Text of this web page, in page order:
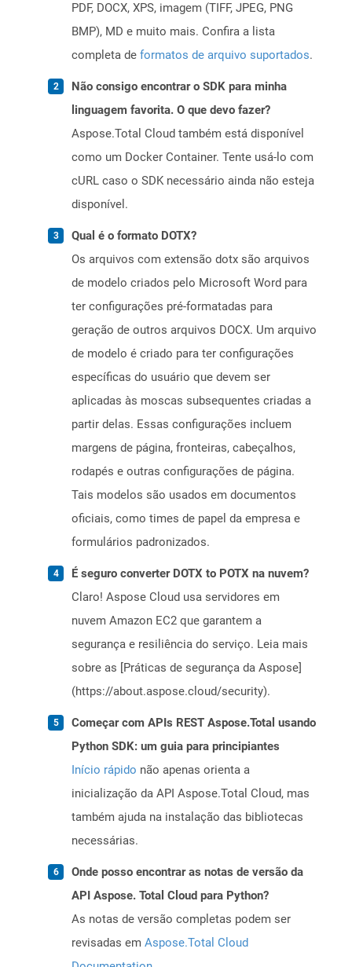
PDF, DOCX, XPS, imagem (TIFF, JPEG, PNG
BMP), MD e muito mais. Confira a lista
completa de formatos de arquivo suportados.
Não consigo encontrar o SDK para minha
linguagem favorita. O que devo fazer?
Aspose.Total Cloud também está disponível
como um Docker Container. Tente usá-lo com
cURL caso o SDK necessário ainda não esteja
disponível.
Qual é o formato DOTX?
Os arquivos com extensão dotx são arquivos
de modelo criados pelo Microsoft Word para
ter configurações pré-formatadas para
geração de outros arquivos DOCX. Um arquivo
de modelo é criado para ter configurações
específicas do usuário que devem ser
aplicadas às moscas subsequentes criadas a
partir delas. Essas configurações incluem
margens de página, fronteiras, cabeçalhos,
rodapés e outras configurações de página.
Tais modelos são usados ​​em documentos
oficiais, como times de papel da empresa e
formulários padronizados.
É seguro converter DOTX to POTX na nuvem?
Claro! Aspose Cloud usa servidores em
nuvem Amazon EC2 que garantem a
segurança e resiliência do serviço. Leia mais
sobre as [Práticas de segurança da Aspose]
(https://about.aspose.cloud/security).
Começar com APIs REST Aspose.Total usando
Python SDK: um guia para principiantes
Início rápido não apenas orienta a
inicialização da API Aspose.Total Cloud, mas
também ajuda na instalação das bibliotecas
necessárias.
Onde posso encontrar as notas de versão da
API Aspose. Total Cloud para Python?
As notas de versão completas podem ser
revisadas em Aspose.Total Cloud